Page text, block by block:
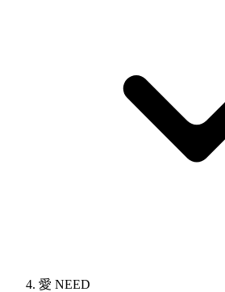
愛 NEED